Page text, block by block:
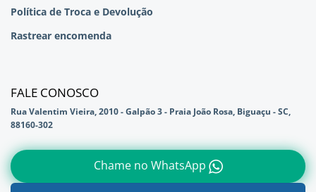
Política de Troca e Devolução
Rastrear encomenda
FALE CONOSCO
Rua Valentim Vieira, 2010 - Galpão 3 - Praia João Rosa, Biguaçu - SC,
88160-302
Chame no WhatsApp